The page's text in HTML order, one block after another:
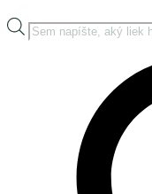
Products
search